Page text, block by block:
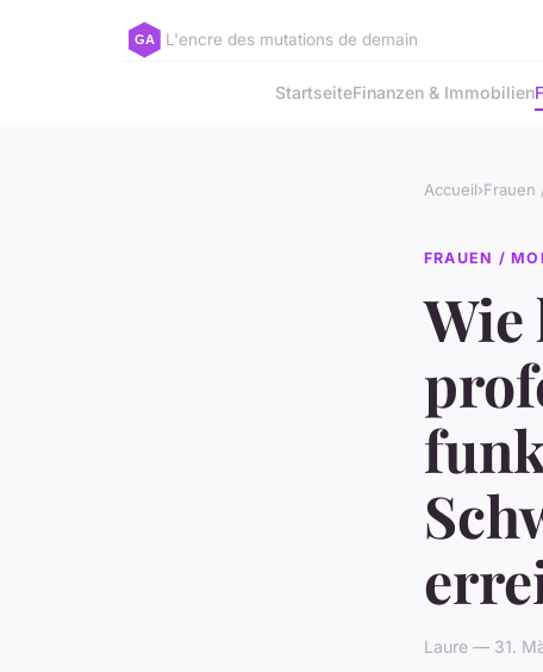
L'encre des mutations de demain
StartseiteFinanzen & Immobilien
Accueil›Frauen
FRAUEN /
Wie
Laure — 31.